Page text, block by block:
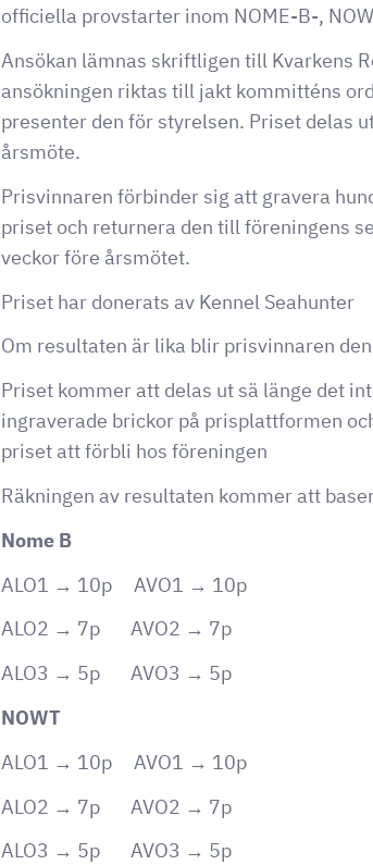
officiella provstarter inom NOME-B-,
Ansökan lämnas skriftligen till Kvarkens
ansökningen riktas till jakt kommitténs
presenter den för styrelsen. Priset delas
årsmöte.
Prisvinnaren förbinder sig att gravera
priset och returnera den till föreningens
veckor före årsmötet.
Priset har donerats av Kennel Seahunter
Om resultaten är lika blir prisvinnaren
Priset kommer att delas ut sä länge det
ingraverade brickor på prisplattformen
priset att förbli hos föreningen
Räkningen av resultaten kommer att
Nome B
ALO1 → 10p AVO1 → 10p
ALO2 → 7p AVO2 → 7p
ALO3 → 5p AVO3 → 5p
NOWT
ALO1 → 10p AVO1 → 10p
ALO2 → 7p AVO2 → 7p
ALO3 → 5p AVO3 → 5p